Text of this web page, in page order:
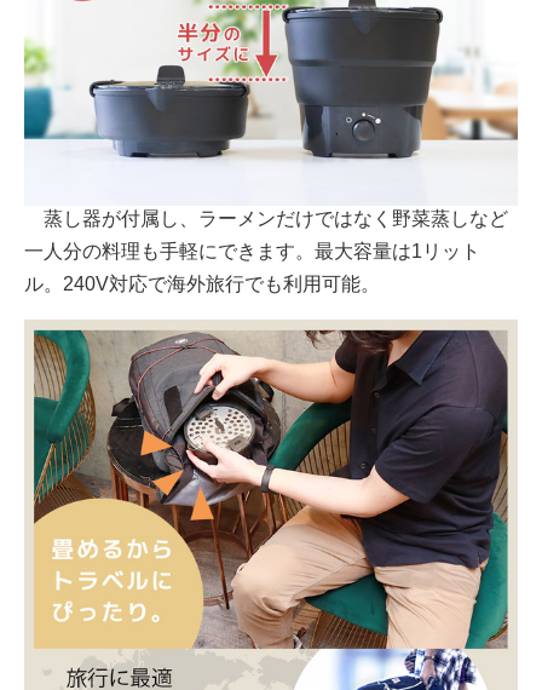
蒸し器が付属し、ラーメンだけではなく野菜蒸しなど
一人分の料理も手軽にできます。最大容量は1リット
ル。240V対応で海外旅行でも利用可能。